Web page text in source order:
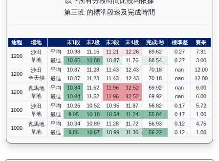
第三班 的標準段速及完成時間
途程 場地 末1段 末2段 末3段 末4段 完成:秒 標準差 賽果
1200
沙田
草地
平均 10.98 11.15 11.21 12.26 69.62 0.27
7.91
最佳
10.65 10.88 10.87 11.76 68.54 0.27 3.00
1200
沙田
全天候
平均 10.87 11.28 11.43 12.43 70.18 nan
12.00
最佳
10.87 11.28 11.43 12.43 70.18 nan 12.00
1200
跑馬地
草地
平均 10.84 11.52 11.96 12.52 69.92 nan
6.00
最佳
10.84 11.52 11.96 12.52 69.92 nan 6.00
1000
沙田
草地
平均 10.26 10.52 10.95 11.87 56.82 0.17
5.72
最佳
9.95 10.18 10.54 11.24 55.84 0.17 1.00
1000
跑馬地
草地
平均 10.34 10.89 11.28 11.72 56.93 0.12
4.75
最佳
9.86 10.67 10.99 11.36 56.22 0.12 1.00